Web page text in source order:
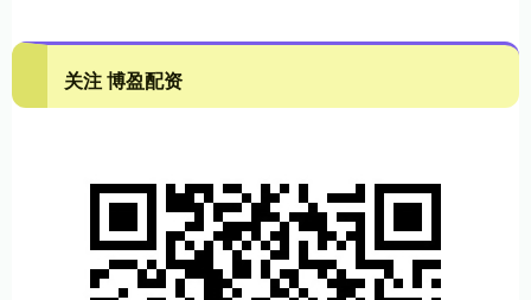
关注 博盈配资